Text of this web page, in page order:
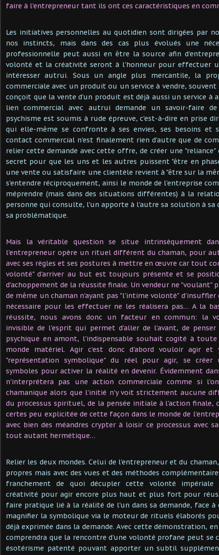
faire à l'entrepreneur tant ils ont ces caractéristiques en
Les initiatives personnelles au quotidien sont dirigées par
nos instincts, mais dans des cas plus évolués une
professionnelle peut aussi en être la source afin
volonté et la créativité seront à l'honneur pour effectuer
intéresser autrui. Sous un angle plus mercantile, la
commerciale avec un produit ou un service à vendre,
conçoit que la vente d'un produit est déjà aussi un service à
lien commercial avec autrui demande un savoir-faire
psychisme est soumis à rude épreuve, c'est-à-dire en prise
qui elle-même se confronte à ses envies, ses besoins et
contact commercial n'est finalement rien d'autre que de
relier cette demande avec cette offre, de créer une
secret pour que les uns et les autres puissent "être en
une vente ou satisfaire une clientèle revient à "être sur la
s'entendre réciproquement, ainsi le monde de l'entreprise
méprendre (mais dans des situations différentes) à la
personne qui consulte, l'un apporte à l'autre sa solution à sa
sa problématique.
Mais la véritable question se situe intrinsèquement
l'entrepreneur opère un rituel différent du chaman, pour
avec ses règles et ses postures à mettre en œuvre car tout
volonté" d'arriver au but est toujours présente et se
d'achoppement de la réussite finale. Un vendeur ne "voulant"
de même un chaman n'ayant pas "l'intime volonté" d'insuffler
nécessaire pour les effectuer ne les réalisera pas… A la
réussite, nous avons donc un facteur en commun: la
invisible de l'esprit qui permet d'aller de l'avant, de
psychique en amont, l'indispensable souhait cogité à
monde matériel. Agir c'est donc d'abord vouloir agir et
"représentation symbolique" du réel pour agir, se
symboles pour activer la réalité en devenir. Évidemment
n'interprétera pas une action commerciale comme si
chamanique alors que l'initié n'y voit strictement aucune
du processus spirituel, de la pensée initiale à l'action finale,
certes peu explicitée de cette façon dans le monde de
avec bien des méandres crypter à loisir ce processus avec
tout autant hermétique…
Relier les deux mondes. Celui de l'entrepreneur et du
propres mais avec des vues et des méthodes
franchement de quoi décupler cette volonté impériale
créativité pour agir encore plus haut et plus fort pour
faire pratique lié à la réalité de l'un dans sa demande, face
magnifier la symbolique via le moteur de rituels élaborés
déjà exprimée dans la demande. Avec cette démonstration,
comprendra que la rencontre d'une volonté profane peut se
ésotérisme patenté pouvant apporter un subtil